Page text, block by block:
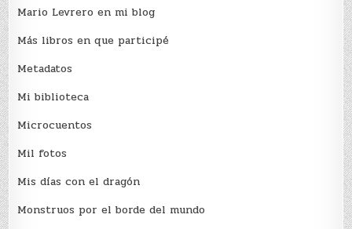
Mario Levrero en mi blog
Más libros en que participé
Metadatos
Mi biblioteca
Microcuentos
Mil fotos
Mis días con el dragón
Monstruos por el borde del mundo